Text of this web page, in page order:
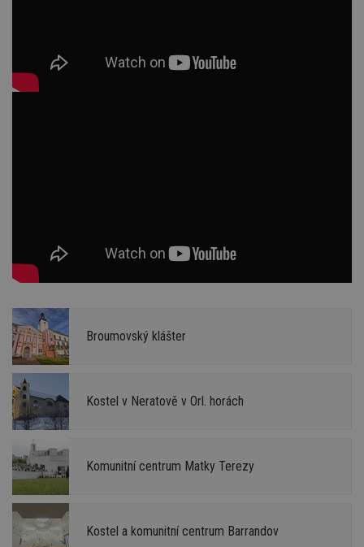
Broumovský klášter
Kostel v Neratově v Orl. horách
Komunitní centrum Matky Terezy
Kostel a komunitní centrum Barrandov